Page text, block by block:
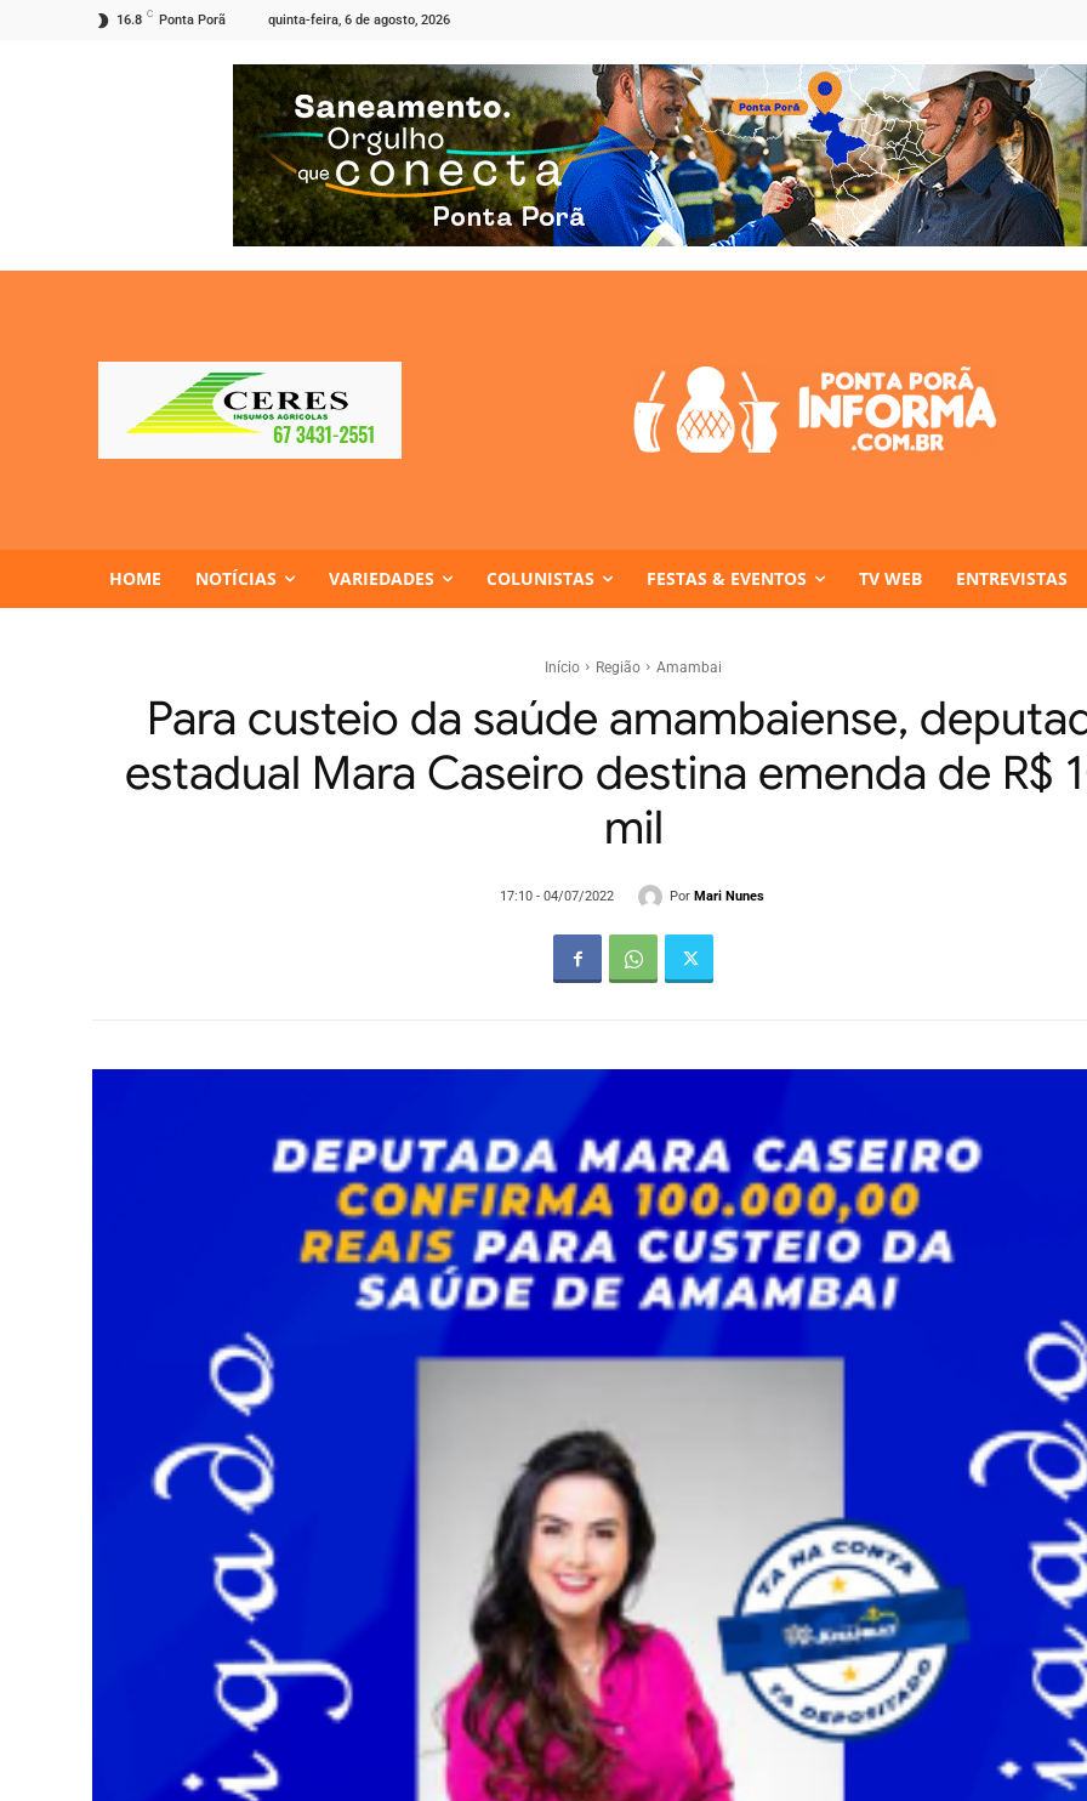
16.8 C Ponta Porã quinta-feira, 6 de agosto, 2026
HOME NOTÍCIAS VARIEDADES COLUNISTAS FESTAS & EVENTOS TV WEB ENTREVISTAS
Início Região Amambai
Para custeio da saúde amambaiense,
estadual Mara Caseiro destina emenda de R$
mil
17:10 - 04/07/2022 Por Mari Nunes